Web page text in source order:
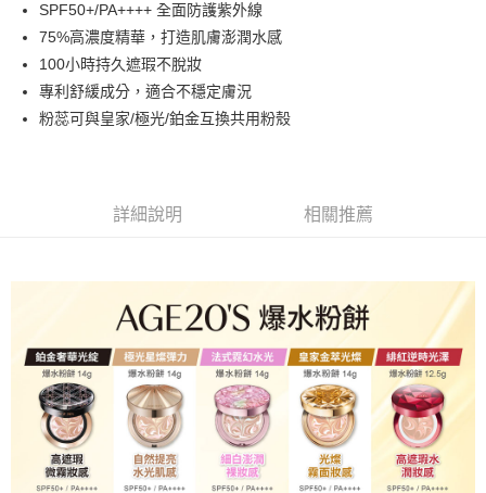
ATM付款
運送方式
付款後全家取貨
每筆NT$80，滿NT$699(含以上)免運費
每筆NT$100，滿NT$699(含以上)免運費
SPF50+/PA++++ 全面防護紫外線
75%高濃度精華，打造肌膚澎潤水感
100小時持久遮瑕不脫妝
專利舒緩成分，適合不穩定膚況
粉蕊可與皇家/極光/鉑金互換共用粉殼
詳細說明 相關推薦